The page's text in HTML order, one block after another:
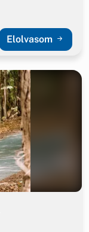
Elolvasom